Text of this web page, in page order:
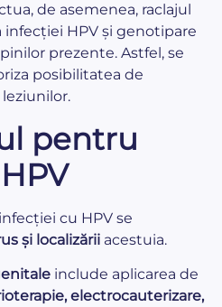
de asemenea, raclajul
HPV și genotipare
prezente. Astfel, se
posibilitatea de
pentru
cu HPV se
și localizării acestuia.
include aplicarea de
electrocauterizare,